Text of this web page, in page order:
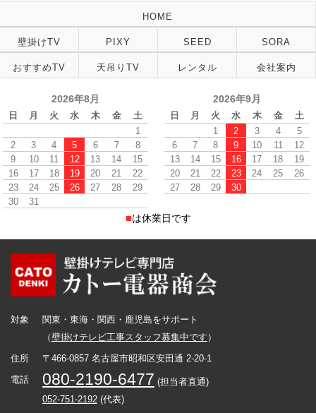
HOME
壁掛けTV PIXY SEED SORA
おすすめTV 天吊りTV レンタル 会社案内
2026年8月
日 月 火 水 木 金
土
1
2
3 4 5 6 7
8
9
10 11 12 13 14
15
16
17 18 19 20 21
22
23
24 25 26 27 28
29
30
31
2026年9月
日 月 火 水 木 金
土
1
2 3 4
5
6
7 8 9 10 11
12
13
14 15 16 17 18
19
20
21 22 23 24 25
26
27
28 29 30
■は休業日です
対象
関東・東海・関西・鹿児島をサポート
（壁掛けテレビ工事スタッフ募集中です ）
住所
〒466-0857 名古屋市昭和区安田通 2-20-1
電話
080-2190-6477 (担当者直通)
052-751-2192(代表)